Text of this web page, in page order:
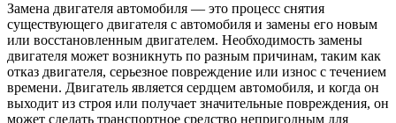
Замена двигателя автомобиля — это процесс снятия
существующего двигателя с автомобиля и замены его новым
или восстановленным двигателем. Необходимость замены
двигателя может возникнуть по разным причинам, таким как
отказ двигателя, серьезное повреждение или износ с течением
времени. Двигатель является сердцем автомобиля, и когда он
выходит из строя или получает значительные повреждения, он
может сделать транспортное средство непригодным для